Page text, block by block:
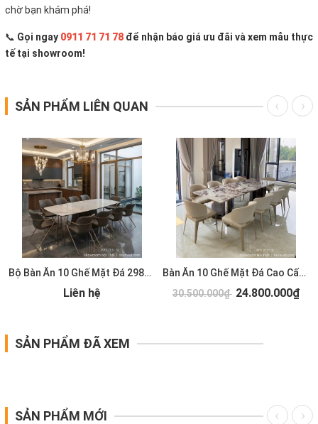
chờ bạn khám phá!
📞 Gọi ngay 0911 71 71 78 để nhận báo giá ưu đãi và xem mẫu thực
tế tại showroom!
SẢN PHẨM LIÊN QUAN
Bộ Bàn Ăn 10 Ghế Mặt Đá 2981S
Liên hệ
Bàn Ăn 10 Ghế Mặt Đá Cao Cấp 2931S
30.500.000₫ 24.800.000₫
SẢN PHẨM ĐÃ XEM
SẢN PHẨM MỚI